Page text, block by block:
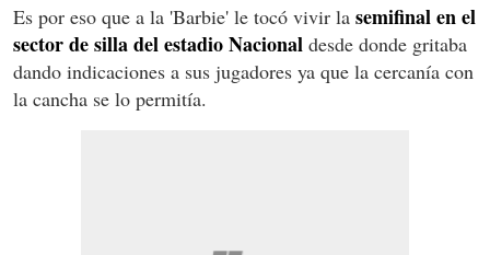
Es por eso que a la 'Barbie' le tocó vivir la semifinal en el
sector de silla del estadio Nacional desde donde gritaba
dando indicaciones a sus jugadores ya que la cercanía con
la cancha se lo permitía.